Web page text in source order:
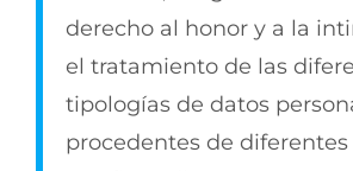
derecho al honor y a la
el tratamiento de las
tipologías de datos
procedentes de